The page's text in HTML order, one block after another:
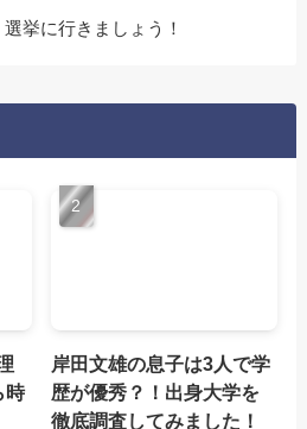
挙に行きましょう！
時
岸田文雄の息子は3人で学
歴が優秀？！出身大学を
徹底調査してみました！